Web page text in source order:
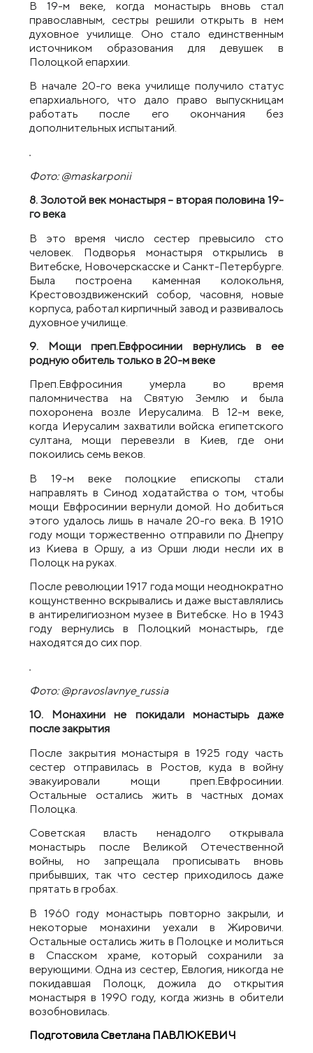
В 19-м веке, когда монастырь вновь стал
православным, сестры решили открыть в нем
духовное училище. Оно стало единственным
источником образования для девушек в
Полоцкой епархии.
В начале 20-го века училище получило статус
епархиального, что дало право выпускницам
работать после его окончания без
дополнительных испытаний.
Фото: @maskarponii
8. Золотой век монастыря – вторая половина 19-
го века
В это время число сестер превысило сто
человек. Подворья монастыря открылись в
Витебске, Новочерскасске и Санкт-Петербурге.
Была построена каменная колокольня,
Крестовоздвиженский собор, часовня, новые
корпуса, работал кирпичный завод и развивалось
духовное училище.
9. Мощи преп.Евфросинии вернулись в ее
родную обитель только в 20-м веке
Преп.Евфросиния умерла во время
паломничества на Святую Землю и была
похоронена возле Иерусалима. В 12-м веке,
когда Иерусалим захватили войска египетского
султана, мощи перевезли в Киев, где они
покоились семь веков.
В 19-м веке полоцкие епископы стали
направлять в Синод ходатайства о том, чтобы
мощи Евфросинии вернули домой. Но добиться
этого удалось лишь в начале 20-го века. В 1910
году мощи торжественно отправили по Днепру
из Киева в Оршу, а из Орши люди несли их в
Полоцк на руках.
После революции 1917 года мощи неоднократно
кощунственно вскрывались и даже выставлялись
в антирелигиозном музее в Витебске. Но в 1943
году вернулись в Полоцкий монастырь, где
находятся до сих пор.
Фото: @pravoslavnye_russia
10. Монахини не покидали монастырь даже
после закрытия
После закрытия монастыря в 1925 году часть
сестер отправилась в Ростов, куда в войну
эвакуировали мощи преп.Евфросинии.
Остальные остались жить в частных домах
Полоцка.
Советская власть ненадолго открывала
монастырь после Великой Отечественной
войны, но запрещала прописывать вновь
прибывших, так что сестер приходилось даже
прятать в гробах.
В 1960 году монастырь повторно закрыли, и
некоторые монахини уехали в Жировичи.
Остальные остались жить в Полоцке и молиться
в Спасском храме, который сохранили за
верующими. Одна из сестер, Евлогия, никогда не
покидавшая Полоцк, дожила до открытия
монастыря в 1990 году, когда жизнь в обители
возобновилась.
Подготовила Светлана ПАВЛЮКЕВИЧ